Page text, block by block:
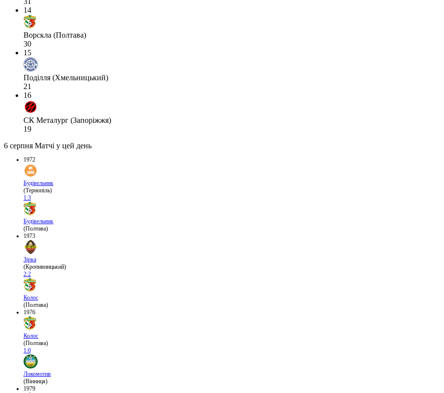
14
Ворскла (Полтава)
30
15
Поділля (Хмельницький)
21
16
СК Металург (Запоріжжя)
19
6 серпня Матчі у цей день
1972
Будівельник
(Тернопіль)
1:3
Будівельник
(Полтава)
1973
Зірка
(Кропивницький)
2:2
Колос
(Полтава)
1976
Колос
(Полтава)
1:0
Локомотив
(Вінниця)
1979